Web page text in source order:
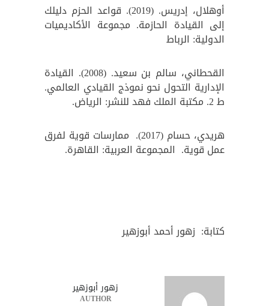
أوهلال، إدريس. (2019). قواعد الحزم دليلك
إلى القيادة الحازمة. مجموعة الأكاديميات
الدولية: الرباط
القحطاني، سالم بن سعيد. (2008). القيادة
الإدارية التحول نحو نموذج القيادي العالمي.
ط 2. مكتبة الملك فهد للنشر: الرياض.
هريدي، حسام (2017). ممارسات قوية لفرق
عمل قوية. المجموعة العربية: القاهرة.
كتابة: زهور أحمد أبوزهير
زهور أبوزهير
AUTHOR